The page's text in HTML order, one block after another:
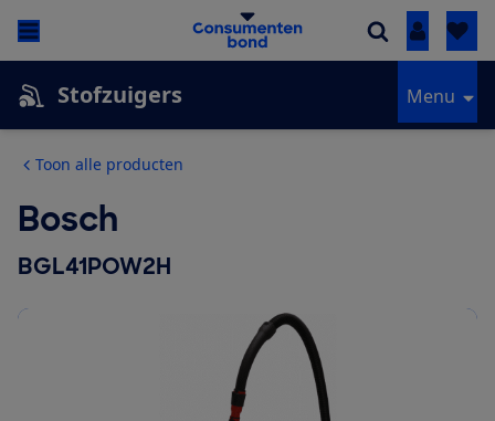
Inloggen
Stofzuigers Menu
Toon alle producten
Bosch
BGL41POW2H